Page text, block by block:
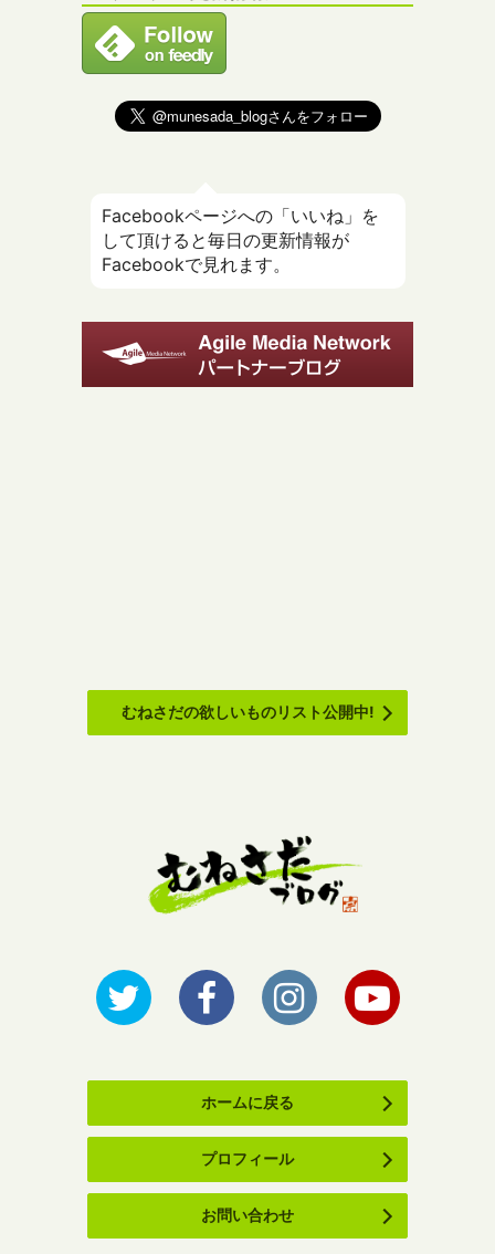
Facebookページへの「いいね」を
して頂けると毎日の更新情報が
Facebookで見れます。
むねさだの欲しいものリスト公開中!
ホームに戻る
プロフィール
お問い合わせ